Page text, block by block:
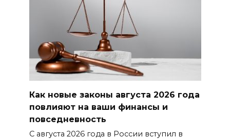
Как новые законы августа 2026 года
повлияют на ваши финансы и
повседневность
С августа 2026 года в России вступил в